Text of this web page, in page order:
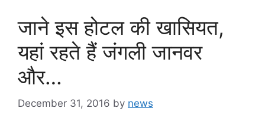
जाने इस होटल की खासियत,
यहां रहते हैं जंगली जानवर
और…
December 31, 2016 by news